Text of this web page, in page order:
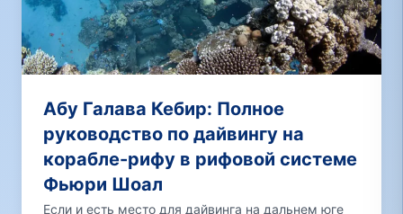
Абу Галава Кебир: Полное
руководство по дайвингу на
корабле-рифу в рифовой системе
Фьюри Шоал
Если и есть место для дайвинга на дальнем юге